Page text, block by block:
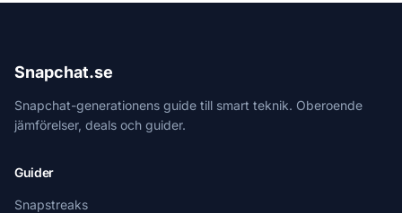
Snapchat.se
Snapchat-generationens guide till smart teknik. Oberoende
jämförelser, deals och guider.
Guider
Snapstreaks